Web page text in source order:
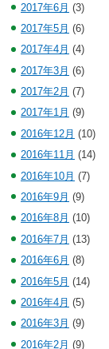
2017年6月 (3)
2017年5月 (6)
2017年4月 (4)
2017年3月 (6)
2017年2月 (7)
2017年1月 (9)
2016年12月 (10)
2016年11月 (14)
2016年10月 (7)
2016年9月 (9)
2016年8月 (10)
2016年7月 (13)
2016年6月 (8)
2016年5月 (14)
2016年4月 (5)
2016年3月 (9)
2016年2月 (9)